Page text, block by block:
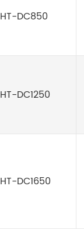
HT-DC850
HT-DC1250
HT-DC1650